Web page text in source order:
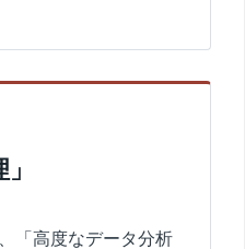
「高度なデータ分析